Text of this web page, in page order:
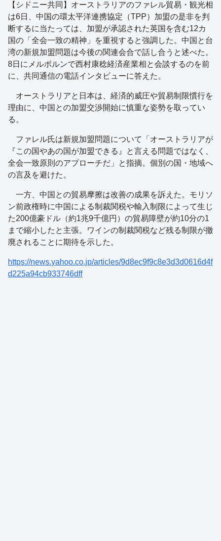
【シドニー共同】オーストラリアのファレル貿易・観光相
は6日、中国の環太平洋連携協定（TPP）加盟の是非を判
断するに当たっては、加盟が承認された英国を含む12カ
国の「全会一致の精神」を重視すると強調した。中国と台
湾の新規加盟問題は今後の関連会合で話し合うと述べた。
8日にメルボルンで西村康稔経済産業相と会談するのを前
に、共同通信の電話インタビューに答えた。
オーストラリアと日本は、経済的威圧や貿易制限慣行を
理由に、中国との加盟交渉開始に慎重な姿勢を取ってい
る。
ファレル氏は新規加盟問題について「オーストラリアが
『この国やあの国が加盟できる』と言える問題ではなく、
全会一致原則のアプローチだ」と指摘。個別の国・地域へ
の言及を避けた。
一方、中国との貿易摩擦は改善の成果を訴えた。モリソ
ン前政権時に中国による制裁関税や輸入制限によって生じ
た200億豪ドル（約1兆9千億円）の貿易障壁が約10分の1
まで縮小したと主張。ワインの制裁関税など残る制限が撤
廃されることに期待を示した。
https://news.yahoo.co.jp/articles/9d8ec9f9c8e3d3d0616d4f
d225a94cb933746dff